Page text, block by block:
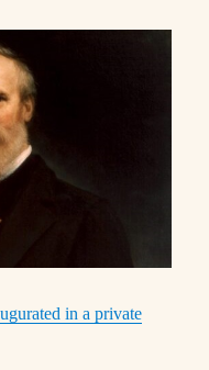
in a private